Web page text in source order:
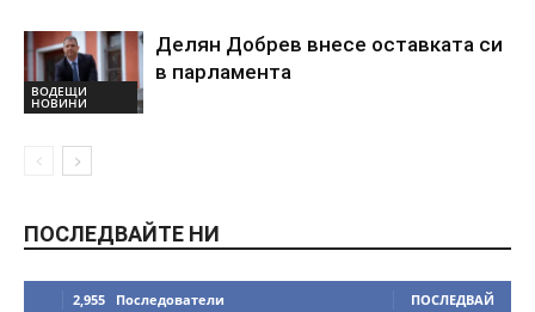
ВОДЕЩИ
НОВИНИ
Делян Добрев внесе оставката си
в парламента
ПОСЛЕДВАЙТЕ НИ
2,955 Последователи ПОСЛЕДВАЙ